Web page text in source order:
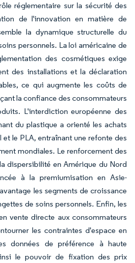
réglementaire sur la sécurité des
de l'innovation en matière de
la dynamique structurelle du
personnels. La loi américaine de
des cosmétiques exige
des installations et la déclaration
ce qui augmente les coûts de
la confiance des consommateurs
L'interdiction européenne des
du plastique a orienté les achats
et le PLA, entraînant une refonte des
mondiales. Le renforcement des
dispersibilité en Amérique du Nord
à la premiumisation en Asie-
les segments de croissance
de soins personnels. Enfin, les
vente directe aux consommateurs
les contraintes d'espace en
données de préférence à haute
le pouvoir de fixation des prix